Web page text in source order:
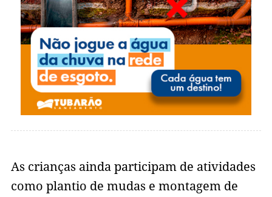
As crianças ainda participam de atividades
como plantio de mudas e montagem de